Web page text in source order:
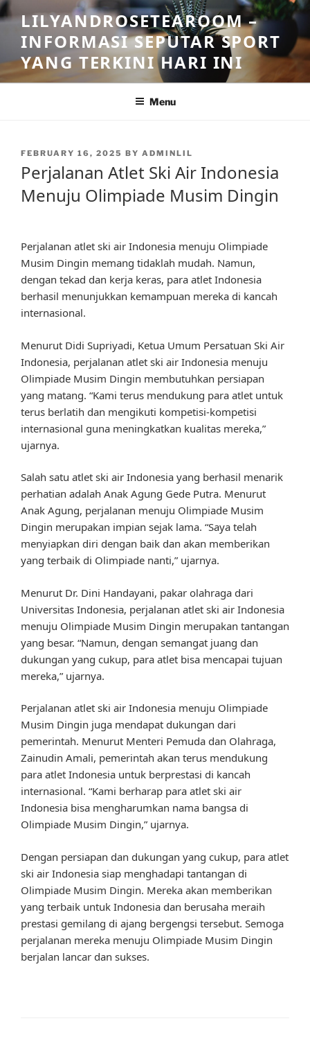
Skip
to
content
LILYANDROSETEAROOM –
INFORMASI SEPUTAR SPORT
YANG TERKINI HARI INI
Menu
POSTED
FEBRUARY 16, 2025 BY ADMINLIL
Perjalanan Atlet Ski Air Indonesia
Menuju Olimpiade Musim Dingin
Perjalanan atlet ski air Indonesia menuju Olimpiade
Musim Dingin memang tidaklah mudah. Namun,
dengan tekad dan kerja keras, para atlet Indonesia
berhasil menunjukkan kemampuan mereka di kancah
internasional.
Menurut Didi Supriyadi, Ketua Umum Persatuan Ski Air
Indonesia, perjalanan atlet ski air Indonesia menuju
Olimpiade Musim Dingin membutuhkan persiapan
yang matang. “Kami terus mendukung para atlet untuk
terus berlatih dan mengikuti kompetisi-kompetisi
internasional guna meningkatkan kualitas mereka,”
ujarnya.
Salah satu atlet ski air Indonesia yang berhasil menarik
perhatian adalah Anak Agung Gede Putra. Menurut
Anak Agung, perjalanan menuju Olimpiade Musim
Dingin merupakan impian sejak lama. “Saya telah
menyiapkan diri dengan baik dan akan memberikan
yang terbaik di Olimpiade nanti,” ujarnya.
Menurut Dr. Dini Handayani, pakar olahraga dari
Universitas Indonesia, perjalanan atlet ski air Indonesia
menuju Olimpiade Musim Dingin merupakan tantangan
yang besar. “Namun, dengan semangat juang dan
dukungan yang cukup, para atlet bisa mencapai tujuan
mereka,” ujarnya.
Perjalanan atlet ski air Indonesia menuju Olimpiade
Musim Dingin juga mendapat dukungan dari
pemerintah. Menurut Menteri Pemuda dan Olahraga,
Zainudin Amali, pemerintah akan terus mendukung
para atlet Indonesia untuk berprestasi di kancah
internasional. “Kami berharap para atlet ski air
Indonesia bisa mengharumkan nama bangsa di
Olimpiade Musim Dingin,” ujarnya.
Dengan persiapan dan dukungan yang cukup, para atlet
ski air Indonesia siap menghadapi tantangan di
Olimpiade Musim Dingin. Mereka akan memberikan
yang terbaik untuk Indonesia dan berusaha meraih
prestasi gemilang di ajang bergengsi tersebut. Semoga
perjalanan mereka menuju Olimpiade Musim Dingin
berjalan lancar dan sukses.